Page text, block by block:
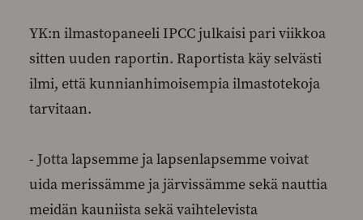
YK:n ilmastopaneeli IPCC julkaisi pari viikkoa
sitten uuden raportin. Raportista käy selvästi
ilmi, että kunnianhimoisempia ilmastotekoja
tarvitaan.
- Jotta lapsemme ja lapsenlapsemme voivat
uida merissämme ja järvissämme sekä nauttia
meidän kauniista sekä vaihtelevista